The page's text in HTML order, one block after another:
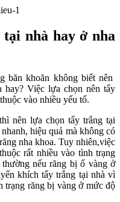
nhà hay ở nha
băn khoăn không biết nên
hay? Việc lựa chọn nên tẩy
vào nhiều yếu tố.
nên lựa chọn tẩy trắng tại
hiệu quả mà không có
nha khoa. Tuy nhiên,việc
rất nhiều vào tình trạng
nếu răng bị ố vàng ở
khích tẩy trắng tại nhà vì
trạng răng bị vàng ở mức độ